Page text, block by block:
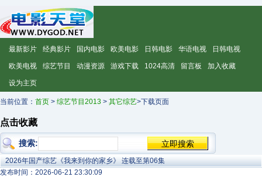
最新影片 经典影片 国内电影 欧美电影 日韩电影 华语电视 日韩电视
欧美电视 综艺节目 动漫资源 游戏下载 1024高清 留言板 加入收藏
设为主页
当前位置： 首页 > 综艺节目2013 > 其它综艺>下载页面
点击收藏
搜索:
2026年国产综艺《我来到你的家乡》 连载至第06集
发布时间：2026-06-21 23:30:09